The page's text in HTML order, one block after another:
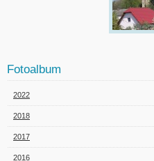
Fotoalbum
2022
2018
2017
2016